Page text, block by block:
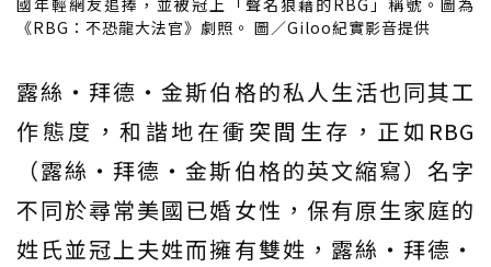
國年輕網友追捧，並被冠上「聲名狼藉的RBG」稱號。圖為
《RBG：不恐龍大法官》劇照。 圖／Giloo紀實影音提供
露絲・拜德・金斯伯格的私人生活也同其工
作態度，和諧地在衝突間生存，正如RBG
（露絲・拜德・金斯伯格的英文縮寫）名字
不同於尋常美國已婚女性，保有原生家庭的
姓氏並冠上夫姓而擁有雙姓，露絲・拜德・